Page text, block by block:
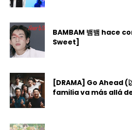
BAMBAM 뱀뱀 hace
Sweet]
[DRAMA] Go Ahead (
familia va más allá